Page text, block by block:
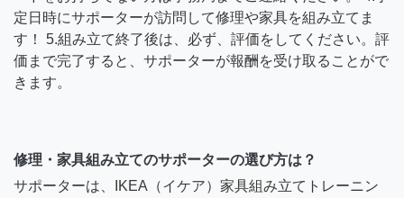
定日時にサポーターが訪問して修理や家具を組み立てま
す！ 5.組み立て終了後は、必ず、評価をしてください。評
価まで完了すると、サポーターが報酬を受け取ることがで
きます。
修理・家具組み立てのサポーターの選び方は？
サポーターは、IKEA（イケア）家具組み立てトレーニン